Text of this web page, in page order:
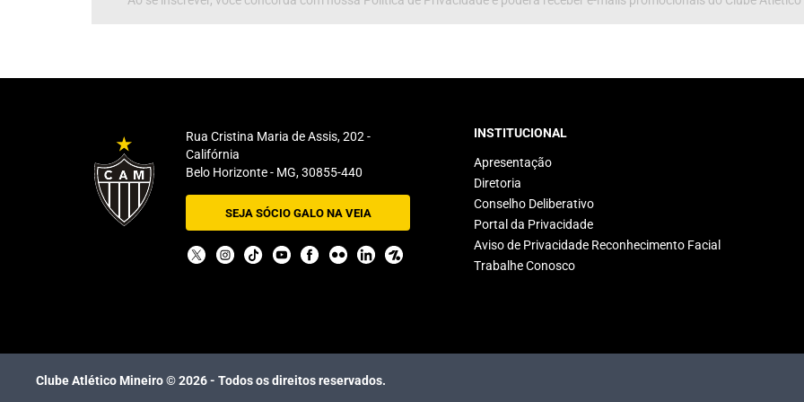
Rua Cristina Maria de Assis, 202 -
Califórnia
Belo Horizonte - MG, 30855-440
SEJA SÓCIO GALO NA VEIA
INSTITUCIONAL
Apresentação
Diretoria
Conselho Deliberativo
Portal da Privacidade
Aviso de Privacidade Reconhecimento Facial
Trabalhe Conosco
Clube Atlético Mineiro ©2026- Todos os direitos reservados.